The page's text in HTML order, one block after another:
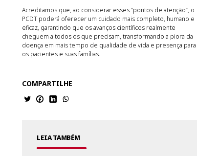
Acreditamos que, ao considerar esses “pontos de atenção”, o
PCDT poderá oferecer um cuidado mais completo, humano e
eficaz, garantindo que os avanços científicos realmente
cheguem a todos os que precisam, transformando a piora da
doença em mais tempo de qualidade de vida e presença para
os pacientes e suas famílias.
COMPARTILHE
LEIA TAMBÉM